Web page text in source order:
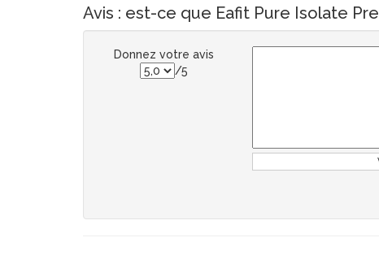
Avis : est-ce que Eafit Pure Isolate
Donnez votre avis
/5